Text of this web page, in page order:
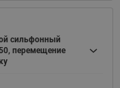
сильфонный
перемещение